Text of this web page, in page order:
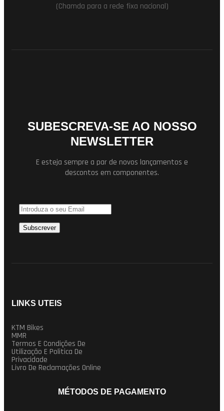
(Chamda para a rede fixa nacional)
SUBESCREVA-SE AO NOSSO
NEWSLETTER
E esteja sempre a par de novos lançamentos e
descontos em componentes.
LINKS UTEIS
KTM Bikes
MMR
Termos E Condições De
Utilização E Politica De
Privacidade
Livro De Reclamações Online
MÉTODOS DE PAGAMENTO